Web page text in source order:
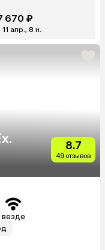
670 ₽
апр., 8 н.
8.7
49 отзывов
везде